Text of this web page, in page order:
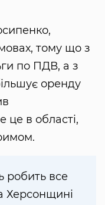
тому що з
по ПДВ, а з
оренду
це в області,
робить все
Херсонщині